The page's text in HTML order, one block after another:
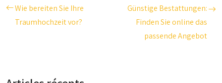
Wie bereiten Sie Ihre
Traumhochzeit vor?
Günstige Bestattungen:
Finden Sie online das
passende Angebot